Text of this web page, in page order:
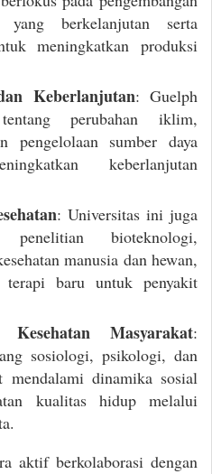
yang berkelanjutan serta
meningkatkan produksi
Keberlanjutan: Guelph
perubahan iklim,
pengelolaan sumber daya
keberlanjutan
: Universitas ini juga
bioteknologi,
manusia dan hewan,
terapi baru untuk penyakit
Masyarakat:
sosiologi, psikologi, dan
mendalami dinamika sosial
kualitas hidup melalui
aktif berkolaborasi dengan